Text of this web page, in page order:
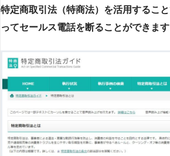
特定商取引法（特商法）を活用するこ
ってセールス電話を断ることができます